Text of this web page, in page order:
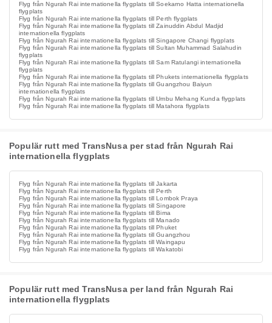
Flyg från Ngurah Rai internationella flygplats till Soekarno Hatta internationella
flygplats
Flyg från Ngurah Rai internationella flygplats till Perth flygplats
Flyg från Ngurah Rai internationella flygplats till Zainuddin Abdul Madjid
internationella flygplats
Flyg från Ngurah Rai internationella flygplats till Singapore Changi flygplats
Flyg från Ngurah Rai internationella flygplats till Sultan Muhammad Salahudin
flygplats
Flyg från Ngurah Rai internationella flygplats till Sam Ratulangi internationella
flygplats
Flyg från Ngurah Rai internationella flygplats till Phukets internationella flygplats
Flyg från Ngurah Rai internationella flygplats till Guangzhou Baiyun
internationella flygplats
Flyg från Ngurah Rai internationella flygplats till Umbu Mehang Kunda flygplats
Flyg från Ngurah Rai internationella flygplats till Matahora flygplats
Populär rutt med TransNusa per stad från Ngurah Rai
internationella flygplats
Flyg från Ngurah Rai internationella flygplats till Jakarta
Flyg från Ngurah Rai internationella flygplats till Perth
Flyg från Ngurah Rai internationella flygplats till Lombok Praya
Flyg från Ngurah Rai internationella flygplats till Singapore
Flyg från Ngurah Rai internationella flygplats till Bima
Flyg från Ngurah Rai internationella flygplats till Manado
Flyg från Ngurah Rai internationella flygplats till Phuket
Flyg från Ngurah Rai internationella flygplats till Guangzhou
Flyg från Ngurah Rai internationella flygplats till Waingapu
Flyg från Ngurah Rai internationella flygplats till Wakatobi
Populär rutt med TransNusa per land från Ngurah Rai
internationella flygplats